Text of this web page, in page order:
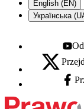
English (EN)
Українська
X - otwiera